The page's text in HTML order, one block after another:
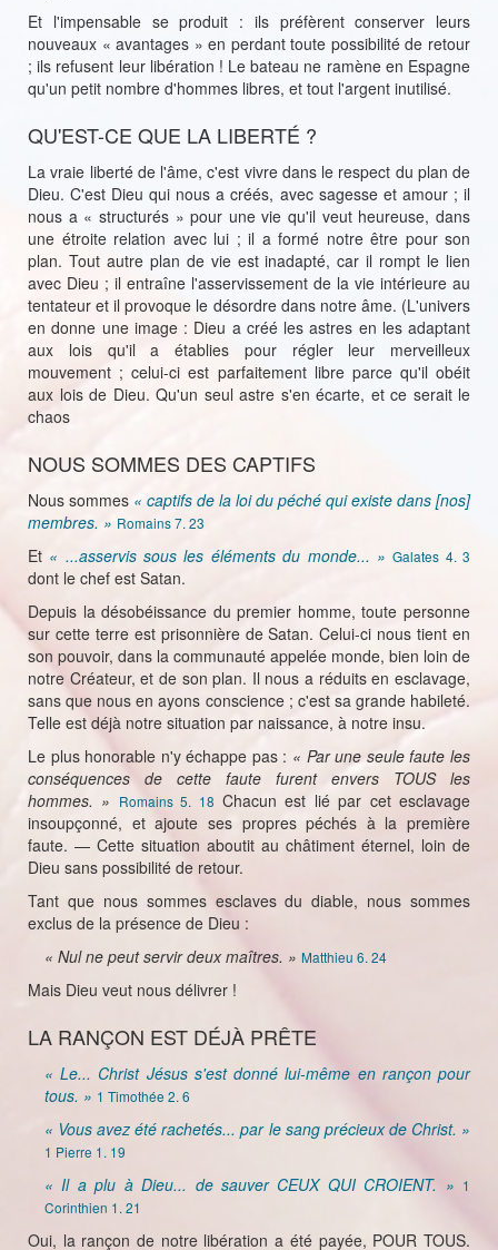
Et l'impensable se produit : ils préfèrent conserver leurs
nouveaux « avantages » en perdant toute possibilité de retour
; ils refusent leur libération ! Le bateau ne ramène en Espagne
qu'un petit nombre d'hommes libres, et tout l'argent inutilisé.
QU'EST-CE QUE LA LIBERTÉ ?
La vraie liberté de l'âme, c'est vivre dans le respect du plan de
Dieu. C'est Dieu qui nous a créés, avec sagesse et amour ; il
nous a « structurés » pour une vie qu'il veut heureuse, dans
une étroite relation avec lui ; il a formé notre être pour son
plan. Tout autre plan de vie est inadapté, car il rompt le lien
avec Dieu ; il entraîne l'asservissement de la vie intérieure au
tentateur et il provoque le désordre dans notre âme. (L'univers
en donne une image : Dieu a créé les astres en les adaptant
aux lois qu'il a établies pour régler leur merveilleux
mouvement ; celui-ci est parfaitement libre parce qu'il obéit
aux lois de Dieu. Qu'un seul astre s'en écarte, et ce serait le
chaos
NOUS SOMMES DES CAPTIFS
Nous sommes « captifs de la loi du péché qui existe dans [nos]
membres. » Romains 7. 23
Et « ...asservis sous les éléments du monde... » Galates 4. 3
dont le chef est Satan.
Depuis la désobéissance du premier homme, toute personne
sur cette terre est prisonnière de Satan. Celui-ci nous tient en
son pouvoir, dans la communauté appelée monde, bien loin de
notre Créateur, et de son plan. Il nous a réduits en esclavage,
sans que nous en ayons conscience ; c'est sa grande habileté.
Telle est déjà notre situation par naissance, à notre insu.
Le plus honorable n'y échappe pas : « Par une seule faute les
conséquences de cette faute furent envers TOUS les
hommes. » Romains 5. 18 Chacun est lié par cet esclavage
insoupçonné, et ajoute ses propres péchés à la première
faute. — Cette situation aboutit au châtiment éternel, loin de
Dieu sans possibilité de retour.
Tant que nous sommes esclaves du diable, nous sommes
exclus de la présence de Dieu :
« Nul ne peut servir deux maîtres. » Matthieu 6. 24
Mais Dieu veut nous délivrer !
LA RANÇON EST DÉJÀ PRÊTE
« Le... Christ Jésus s'est donné lui-même en rançon pour
tous. » 1 Timothée 2. 6
« Vous avez été rachetés... par le sang précieux de Christ. »
1 Pierre 1. 19
« Il a plu à Dieu... de sauver CEUX QUI CROIENT. » 1
Corinthien 1. 21
Oui, la rançon de notre libération a été payée, POUR TOUS.